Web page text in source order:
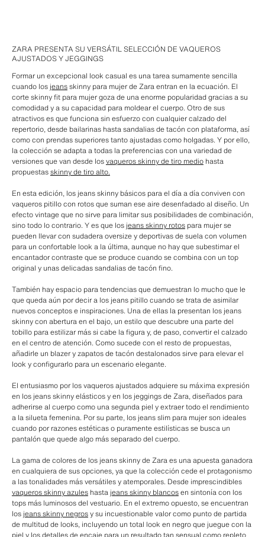
ZARA PRESENTA SU VERSÁTIL SELECCIÓN DE VAQUEROS
AJUSTADOS Y JEGGINGS
Formar un excepcional look casual es una tarea sumamente sencilla
cuando los jeansskinny para mujer de Zara entran en la ecuación. El
corte skinny fit para mujer goza de una enorme popularidad gracias a su
comodidad y a su capacidad para moldear el cuerpo. Otro de sus
atractivos es que funciona sin esfuerzo con cualquier calzado del
repertorio, desde bailarinas hasta sandalias de tacón con plataforma, así
como con prendas superiores tanto ajustadas como holgadas. Y por ello,
la colección se adapta a todas la preferencias con una variedad de
versiones que van desde losvaqueros skinny de tiro medio hasta
propuestasskinny de tiro alto.
En esta edición, los jeans skinny básicos para el día a día conviven con
vaqueros pitillo con rotos que suman ese aire desenfadado al diseño. Un
efecto vintage que no sirve para limitar sus posibilidades de combinación,
sino todo lo contrario. Y es que los jeans skinny rotos para mujer se
pueden llevar con sudadera oversize y deportivas de suela con volumen
para un confortable look a la última, aunque no hay que subestimar el
encantador contraste que se produce cuando se combina con un top
original y unas delicadas sandalias de tacón fino.
También hay espacio para tendencias que demuestran lo mucho que le
que queda aún por decir a los jeans pitillo cuando se trata de asimilar
nuevos conceptos e inspiraciones. Una de ellas la presentan los jeans
skinny con abertura en el bajo, un estilo que descubre una parte del
tobillo para estilizar más si cabe la figura y, de paso, convertir el calzado
en el centro de atención. Como sucede con el resto de propuestas,
añadirle un blazer y zapatos de tacón destalonados sirve para elevar el
look y configurarlo para un escenario elegante.
El entusiasmo por los vaqueros ajustados adquiere su máxima expresión
en los jeans skinny elásticos y en los jeggings de Zara, diseñados para
adherirse al cuerpo como una segunda piel y extraer todo el rendimiento
a la silueta femenina. Por su parte, los jeans slim para mujer son ideales
cuando por razones estéticas o puramente estilísticas se busca un
pantalón que quede algo más separado del cuerpo.
La gama de colores de los jeans skinny de Zara es una apuesta ganadora
en cualquiera de sus opciones, ya que la colección cede el protagonismo
a las tonalidades más versátiles y atemporales. Desde imprescindibles
vaqueros skinny azules hasta jeans skinny blancosen sintonía con los
tops más luminosos del vestuario. En el extremo opuesto, se encuentran
los jeans skinny negrosy su incuestionable valor como punto de partida
de multitud de looks, incluyendo un total look en negro que juegue con la
piel y los detalles de encaje para un resultado tan sensual como repleto